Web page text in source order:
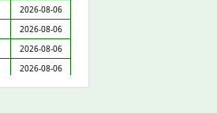
2026-08-06
2026-08-06
2026-08-06
2026-08-06
2026-08-06